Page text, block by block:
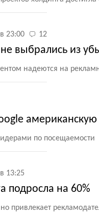
23:00 12
выбрались из
надеются на
по посещаемости
13:25
подросла на 60%
привлекает